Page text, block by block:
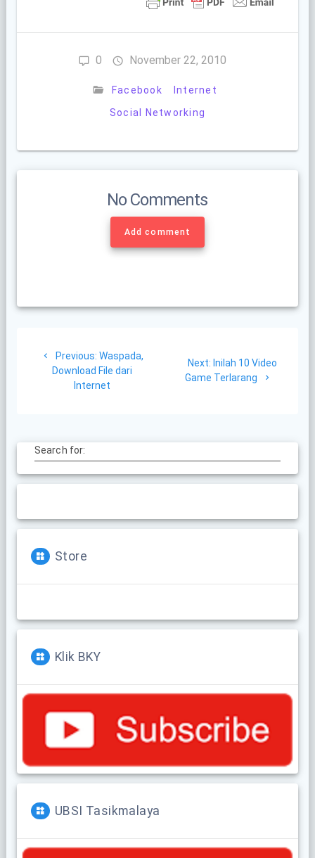
0 November 22, 2010
Facebook
Internet
Social Networking
No Comments
Add comment
navigation
Previous: Previous
post:
Waspada,
Download File dari
Internet
Next: Next
post:
Inilah 10 Video
Game Terlarang
Search for:
Store
Klik BKY
UBSI Tasikmalaya